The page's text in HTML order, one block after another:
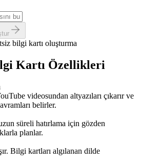
bilgi kartı oluşturma
Kartı Özellikleri
videosundan altyazıları çıkarır ve
belirler.
süreli hatırlama için gözden
planlar.
Bilgi kartları algılanan dilde